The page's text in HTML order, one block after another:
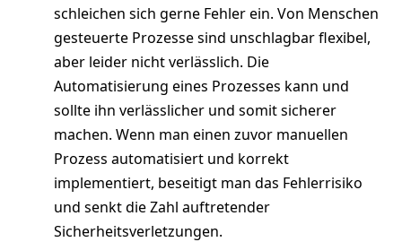
schleichen sich gerne Fehler ein. Von Menschen
gesteuerte Prozesse sind unschlagbar flexibel,
aber leider nicht verlässlich. Die
Automatisierung eines Prozesses kann und
sollte ihn verlässlicher und somit sicherer
machen. Wenn man einen zuvor manuellen
Prozess automatisiert und korrekt
implementiert, beseitigt man das Fehlerrisiko
und senkt die Zahl auftretender
Sicherheitsverletzungen.